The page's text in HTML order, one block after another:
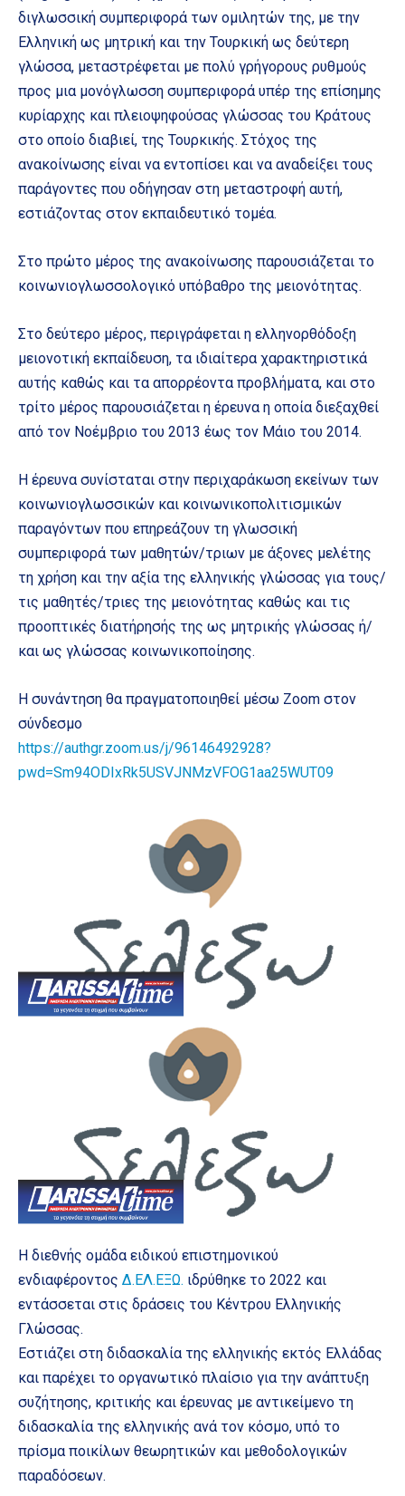
διγλωσσική συμπεριφορά των ομιλητών της, με την
Ελληνική ως μητρική και την Τουρκική ως δεύτερη
γλώσσα, μεταστρέφεται με πολύ γρήγορους ρυθμούς
προς μια μονόγλωσση συμπεριφορά υπέρ της επίσημης
κυρίαρχης και πλειοψηφούσας γλώσσας του Κράτους
στο οποίο διαβιεί, της Τουρκικής. Στόχος της
ανακοίνωσης είναι να εντοπίσει και να αναδείξει τους
παράγοντες που οδήγησαν στη μεταστροφή αυτή,
εστιάζοντας στον εκπαιδευτικό τομέα.
Στο πρώτο μέρος της ανακοίνωσης παρουσιάζεται το
κοινωνιογλωσσολογικό υπόβαθρο της μειονότητας.
Στο δεύτερο μέρος, περιγράφεται η ελληνορθόδοξη
μειονοτική εκπαίδευση, τα ιδιαίτερα χαρακτηριστικά
αυτής καθώς και τα απορρέοντα προβλήματα, και στο
τρίτο μέρος παρουσιάζεται η έρευνα η οποία διεξαχθεί
από τον Νοέμβριο του 2013 έως τον Μάιο του 2014.
Η έρευνα συνίσταται στην περιχαράκωση εκείνων των
κοινωνιογλωσσικών και κοινωνικοπολιτισμικών
παραγόντων που επηρεάζουν τη γλωσσική
συμπεριφορά των μαθητών/τριων με άξονες μελέτης
τη χρήση και την αξία της ελληνικής γλώσσας για τους/
τις μαθητές/τριες της μειονότητας καθώς και τις
προοπτικές διατήρησής της ως μητρικής γλώσσας ή/
και ως γλώσσας κοινωνικοποίησης.
Η συνάντηση θα πραγματοποιηθεί μέσω Zoom στον
σύνδεσμο
https://authgr.zoom.us/j/96146492928?
pwd=Sm94ODIxRk5USVJNMzVFOG1aa25WUT09
Η διεθνής ομάδα ειδικού επιστημονικού
ενδιαφέροντος Δ.ΕΛ.ΕΞΩ. ιδρύθηκε το 2022 και
εντάσσεται στις δράσεις του Κέντρου Ελληνικής
Γλώσσας.
Εστιάζει στη διδασκαλία της ελληνικής εκτός Ελλάδας
και παρέχει το οργανωτικό πλαίσιο για την ανάπτυξη
συζήτησης, κριτικής και έρευνας με αντικείμενο τη
διδασκαλία της ελληνικής ανά τον κόσμο, υπό το
πρίσμα ποικίλων θεωρητικών και μεθοδολογικών
παραδόσεων.